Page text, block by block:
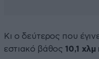
Κι ο δεύτερος που
εστιακό βάθος 10,1 χλμ